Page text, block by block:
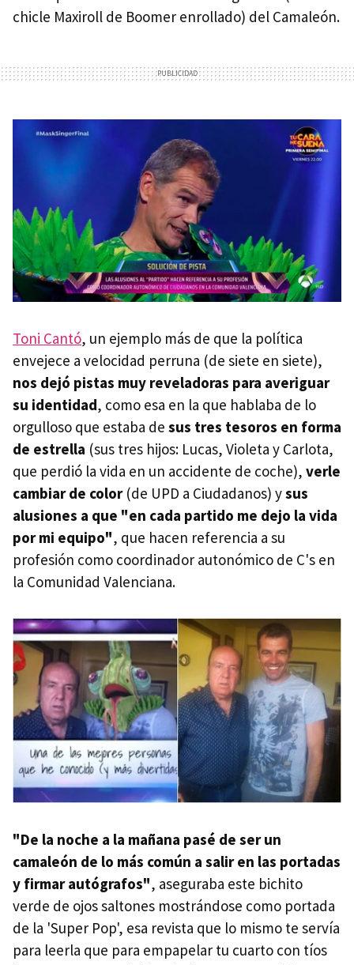
chicle Maxiroll de Boomer enrollado) del Camaleón.
Toni Cantó, un ejemplo más de que la política
envejece a velocidad perruna (de siete en siete),
nos dejó pistas muy reveladoras para averiguar
su identidad, como esa en la que hablaba de lo
orgulloso que estaba de sus tres tesoros en forma
de estrella (sus tres hijos: Lucas, Violeta y Carlota,
que perdió la vida en un accidente de coche), verle
cambiar de color(de UPD a Ciudadanos) ysus
alusiones a que "en cada partido me dejo la vida
por mi equipo", que hacen referencia a su
profesión como coordinador autonómico de C's en
la Comunidad Valenciana.
"De la noche a la mañana pasé de ser un
camaleón de lo más común a salir en las portadas
y firmar autógrafos", aseguraba este bichito
verde de ojos saltones mostrándose como portada
de la 'Super Pop', esa revista que lo mismo te servía
para leerla que para empapelar tu cuarto con tíos